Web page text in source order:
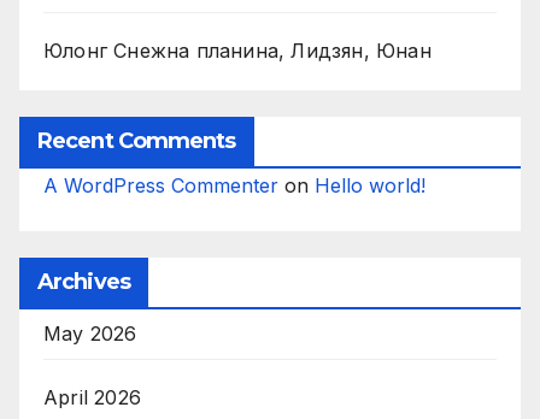
Юлонг Снежна планина, Лидзян, Юнан
Recent Comments
A WordPress Commenter on Hello world!
Archives
May 2026
April 2026